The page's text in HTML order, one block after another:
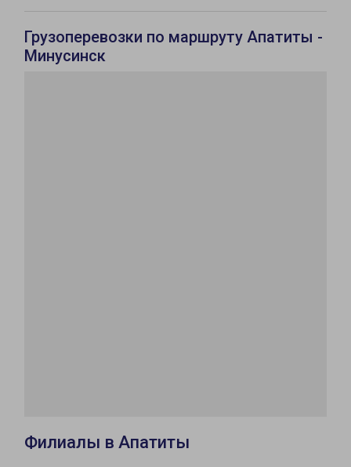
Грузоперевозки по маршруту Апатиты -
Минусинск
Филиалы в Апатиты